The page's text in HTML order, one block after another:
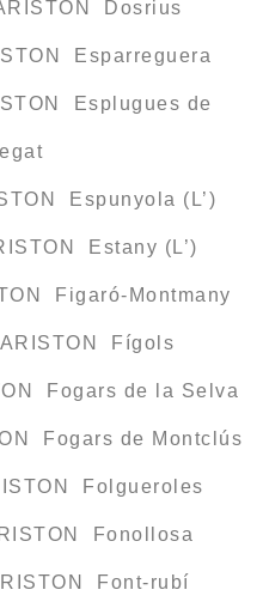
Dosrius
Esparreguera
Esplugues de
Espunyola (L’)
Estany (L’)
Figaró-Montmany
Fígols
Fogars de la Selva
Fogars de Montclús
Folgueroles
Fonollosa
Font-rubí